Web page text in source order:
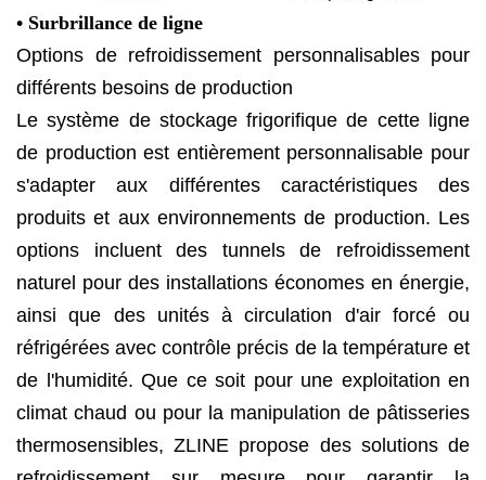
• Surbrillance de ligne
Options de refroidissement personnalisables pour
différents besoins de production
Le système de stockage frigorifique de cette ligne
de production est entièrement personnalisable pour
s'adapter aux différentes caractéristiques des
produits et aux environnements de production. Les
options incluent des tunnels de refroidissement
naturel pour des installations économes en énergie,
ainsi que des unités à circulation d'air forcé ou
réfrigérées avec contrôle précis de la température et
de l'humidité. Que ce soit pour une exploitation en
climat chaud ou pour la manipulation de pâtisseries
thermosensibles, ZLINE propose des solutions de